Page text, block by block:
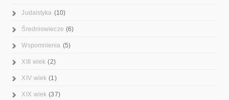
Judaistyka (10)
Średniowiecze (6)
Wspomnienia (5)
XIII wiek (2)
XIV wiek (1)
XIX wiek (37)